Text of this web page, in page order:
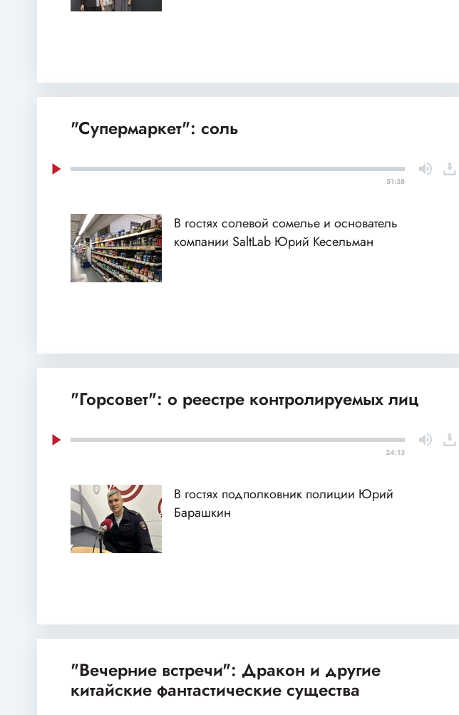
"Супермаркет": соль
51:38
В гостях солевой сомелье и основатель
компании SaltLab Юрий Кесельман
"Горсовет": о реестре контролируемых лиц
24:13
В гостях подполковник полиции Юрий
Барашкин
"Вечерние встречи": Дракон и другие
китайские фантастические существа